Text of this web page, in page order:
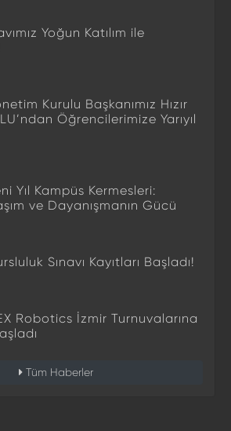
Yoğun Katılım ile
Kurulu Başkanımız Hızır
Öğrencilerimize Yarıyıl
Yıl Kampüs Kermesleri:
ve Dayanışmanın Gücü
Sınavı Kayıtları Başladı!
Robotics İzmir Turnuvalarına
Tüm Haberler